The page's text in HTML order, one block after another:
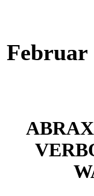
Februar